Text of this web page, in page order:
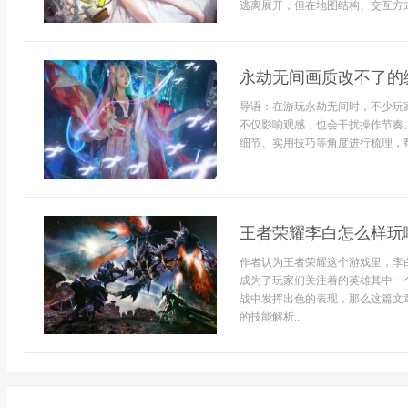
逃离展开，但在地图结构、交互方
永劫无间画质改不了
导语：在游玩永劫无间时，不少
不仅影响观感，也会干扰操作节
细节、实用技巧等角度进行梳理，
王者荣耀李白怎么样玩
作者认为王者荣耀这个游戏里，
成为了玩家们关注着的英雄其中
战中发挥出色的表现，那么这篇
的技能解析...